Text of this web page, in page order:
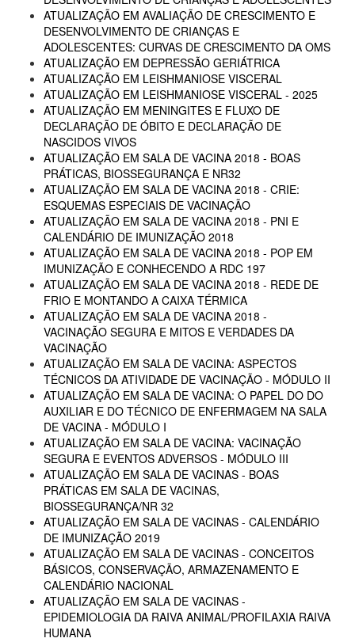
ATUALIZAÇÃO EM AVALIAÇÃO DE CRESCIMENTO E
DESENVOLVIMENTO DE CRIANÇAS E
ADOLESCENTES: CURVAS DE CRESCIMENTO DA OMS
ATUALIZAÇÃO EM DEPRESSÃO GERIÁTRICA
ATUALIZAÇÃO EM LEISHMANIOSE VISCERAL
ATUALIZAÇÃO EM LEISHMANIOSE VISCERAL - 2025
ATUALIZAÇÃO EM MENINGITES E FLUXO DE
DECLARAÇÃO DE ÓBITO E DECLARAÇÃO DE
NASCIDOS VIVOS
ATUALIZAÇÃO EM SALA DE VACINA 2018 - BOAS
PRÁTICAS, BIOSSEGURANÇA E NR32
ATUALIZAÇÃO EM SALA DE VACINA 2018 - CRIE:
ESQUEMAS ESPECIAIS DE VACINAÇÃO
ATUALIZAÇÃO EM SALA DE VACINA 2018 - PNI E
CALENDÁRIO DE IMUNIZAÇÃO 2018
ATUALIZAÇÃO EM SALA DE VACINA 2018 - POP EM
IMUNIZAÇÃO E CONHECENDO A RDC 197
ATUALIZAÇÃO EM SALA DE VACINA 2018 - REDE DE
FRIO E MONTANDO A CAIXA TÉRMICA
ATUALIZAÇÃO EM SALA DE VACINA 2018 -
VACINAÇÃO SEGURA E MITOS E VERDADES DA
VACINAÇÃO
ATUALIZAÇÃO EM SALA DE VACINA: ASPECTOS
TÉCNICOS DA ATIVIDADE DE VACINAÇÃO - MÓDULO II
ATUALIZAÇÃO EM SALA DE VACINA: O PAPEL DO DO
AUXILIAR E DO TÉCNICO DE ENFERMAGEM NA SALA
DE VACINA - MÓDULO I
ATUALIZAÇÃO EM SALA DE VACINA: VACINAÇÃO
SEGURA E EVENTOS ADVERSOS - MÓDULO III
ATUALIZAÇÃO EM SALA DE VACINAS - BOAS
PRÁTICAS EM SALA DE VACINAS,
BIOSSEGURANÇA/NR 32
ATUALIZAÇÃO EM SALA DE VACINAS - CALENDÁRIO
DE IMUNIZAÇÃO 2019
ATUALIZAÇÃO EM SALA DE VACINAS - CONCEITOS
BÁSICOS, CONSERVAÇÃO, ARMAZENAMENTO E
CALENDÁRIO NACIONAL
ATUALIZAÇÃO EM SALA DE VACINAS -
EPIDEMIOLOGIA DA RAIVA ANIMAL/PROFILAXIA RAIVA
HUMANA